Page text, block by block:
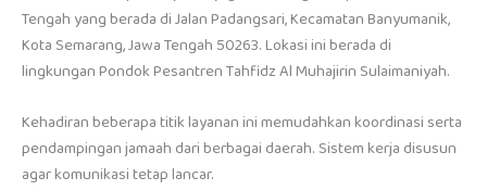
Tengah yang berada di Jalan Padangsari, Kecamatan Banyumanik,
Kota Semarang, Jawa Tengah 50263. Lokasi ini berada di
lingkungan Pondok Pesantren Tahfidz Al Muhajirin Sulaimaniyah.
Kehadiran beberapa titik layanan ini memudahkan koordinasi serta
pendampingan jamaah dari berbagai daerah. Sistem kerja disusun
agar komunikasi tetap lancar.